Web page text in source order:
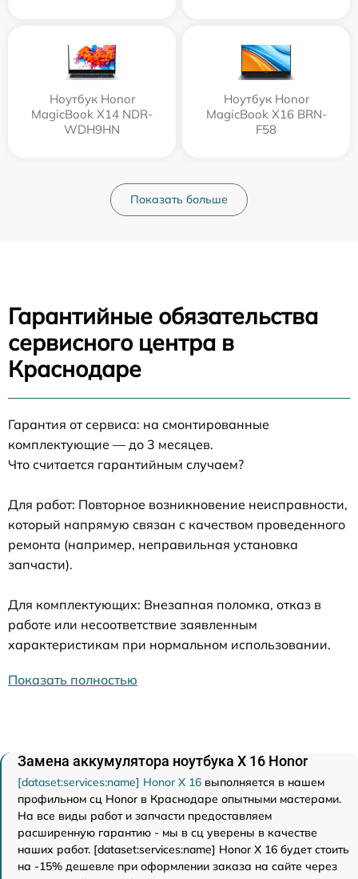
Ноутбук Honor
MagicBook X14 NDR-
WDH9HN
Ноутбук Honor
MagicBook X16 BRN-
F58
Показать больше
Гарантийные обязательства
сервисного центра в
Краснодаре
Гарантия от сервиса: на смонтированные
комплектующие — до 3 месяцев.
Что считается гарантийным случаем?
Для работ: Повторное возникновение неисправности,
который напрямую связан с качеством проведенного
ремонта (например, неправильная установка
запчасти).
Для комплектующих: Внезапная поломка, отказ в
работе или несоответствие заявленным
характеристикам при нормальном использовании.
Показать полностью
Замена аккумулятора ноутбука X 16 Honor
[dataset:services:name] Honor X 16 выполняется в нашем
профильном сц Honor в Краснодаре опытными мастерами.
На все виды работ и запчасти предоставляем
расширенную гарантию - мы в сц уверены в качестве
наших работ. [dataset:services:name] Honor X 16 будет стоить
на -15% дешевле при оформлении заказа на сайте через